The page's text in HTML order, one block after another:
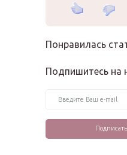
Понравилась
Подпишитесь на